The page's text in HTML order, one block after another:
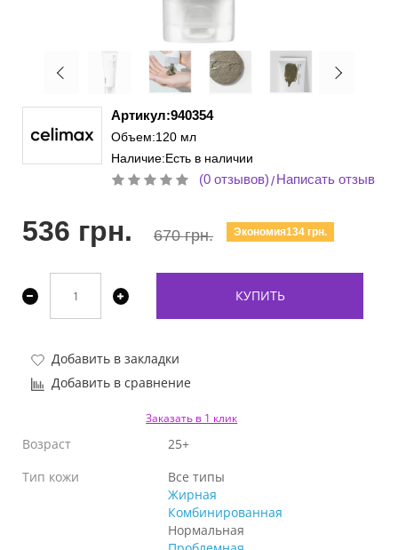
Артикул:940354
Объем:120 мл
Наличие:Есть в наличии
(0 отзывов)/Написать отзыв
536 грн. 670 грн. Экономия134 грн.
КУПИТЬ
Добавить в закладки
Добавить в сравнение
Заказать в 1 клик
Возраст
25+
Тип кожи
Все типы
Жирная
Комбинированная
Нормальная